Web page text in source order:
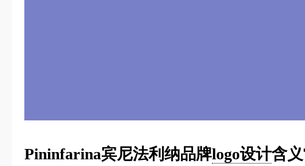
Pininfarina宾尼法利纳品牌logo设计含